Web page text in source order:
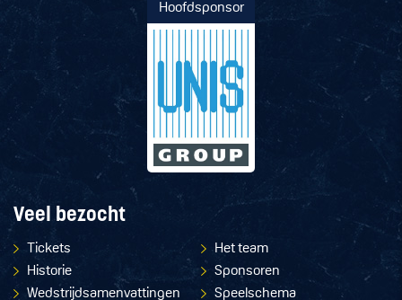
Hoofdsponsor
Veel bezocht
Tickets
Het team
Historie
Sponsoren
Wedstrijdsamenvattingen
Speelschema